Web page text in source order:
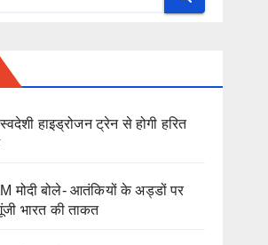
हाइड्रोजन ट्रेन से होगी हरित
मोदी बोले- आतंकियों के अड्डों पर
भारत की ताकत